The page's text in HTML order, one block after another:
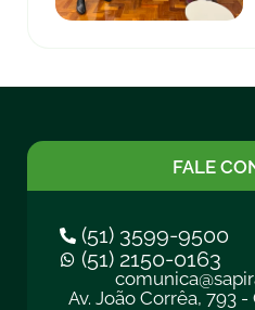
FALE
(51) 3599-9500
(51) 2150-0163
Av. João Corrêa, 793